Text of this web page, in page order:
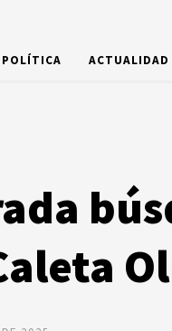
POLÍTICA ACTUALIDAD